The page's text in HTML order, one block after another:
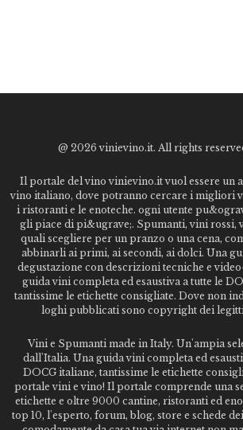
@ 2026 vinievino.it. All rights
Il portale del vino vinievino.it vuol essere un
vino italiano, dove potranno cercare i migliori
i ristoranti e le enoteche. ogni utente
gli piace di pi&ugrave;. Spumanti, vini rossi,
quali scegliere per un pranzo o una cena,
abbinarli ai primi, ai secondi, ai dolci. Una
degustazione con descrizioni tecniche e
guida vini completa ed esaustiva a tutte le
tantissime le etichette consigliate. Dove non
loghi pubblicati sono copyright dei
Vini e Spumanti made in Italy. Un'ampia
dall'Italia. Una guida vini completa ed
DOCG italiane, tantissime le etichette
portale vini e vino! Il portale comprende una
etichette e oltre 9000 cantine, ristoranti ed
top 10, l'esperto, forum, blog, store e schede